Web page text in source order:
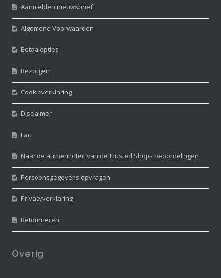
Aanmelden nieuwsbrief
Algemene Voorwaarden
Betaalopties
Bezorgen
Cookieverklaring
Disclaimer
Faq
Naar de authenticiteit van de Trusted Shops beoordelingen
Persoonsgegevens opvragen
Privacyverklaring
Retourneren
Overig